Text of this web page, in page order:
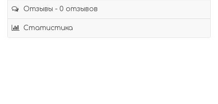
Отзывы - 0 отзывов
Статистика